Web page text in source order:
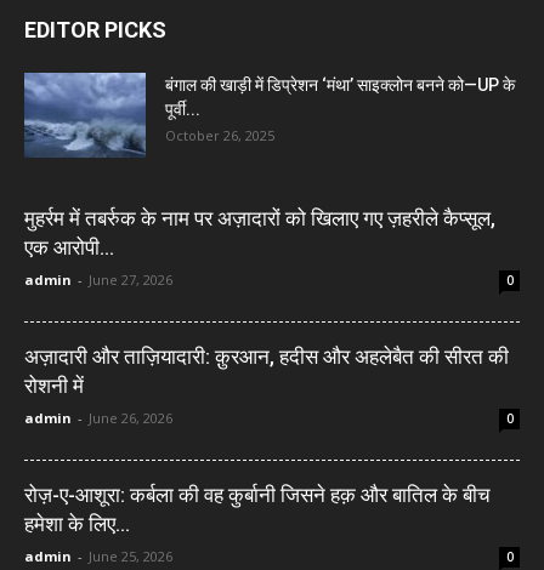
EDITOR PICKS
बंगाल की खाड़ी में डिप्रेशन ‘मंथा’ साइक्लोन बनने को—UP के
पूर्वी...
October 26, 2025
मुहर्रम में तबर्रुक के नाम पर अज़ादारों को खिलाए गए ज़हरीले कैप्सूल,
एक आरोपी...
admin - June 27, 2026 0
अज़ादारी और ताज़ियादारी: क़ुरआन, हदीस और अहलेबैत की सीरत की
रोशनी में
admin - June 26, 2026 0
रोज़-ए-आशूरा: कर्बला की वह कुर्बानी जिसने हक़ और बातिल के बीच
हमेशा के लिए...
admin - June 25, 2026 0